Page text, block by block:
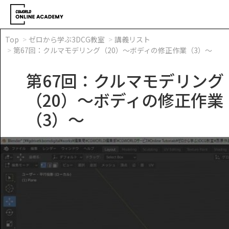
Top ゼロから学ぶ3DCG教室
講義リスト
第67回：クルマモデリング（20）～ボディの修正作業（3）～
第67回：クルマモデリング
（20）～ボディの修正作業
（3）～